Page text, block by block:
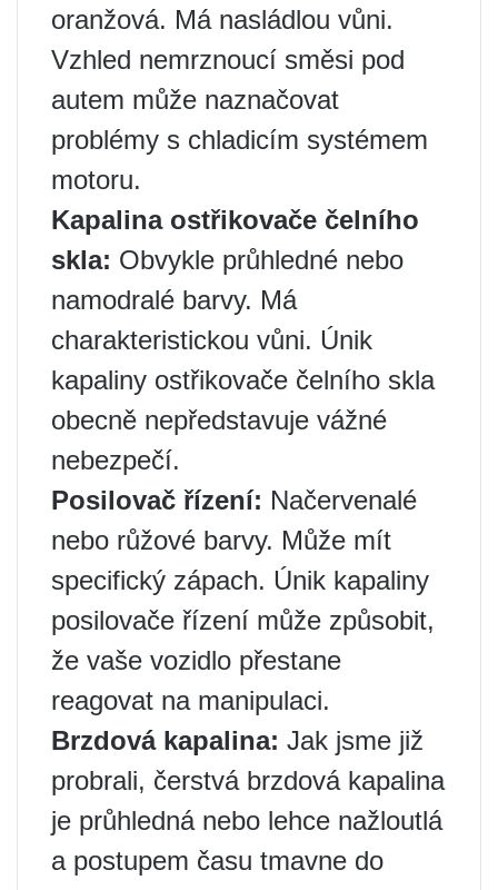
oranžová. Má nasládlou vůni.
Vzhled nemrznoucí směsi pod
autem může naznačovat
problémy s chladicím systémem
motoru.
Kapalina ostřikovače čelního
skla: Obvykle průhledné nebo
namodralé barvy. Má
charakteristickou vůni. Únik
kapaliny ostřikovače čelního skla
obecně nepředstavuje vážné
nebezpečí.
Posilovač řízení: Načervenalé
nebo růžové barvy. Může mít
specifický zápach. Únik kapaliny
posilovače řízení může způsobit,
že vaše vozidlo přestane
reagovat na manipulaci.
Brzdová kapalina: Jak jsme již
probrali, čerstvá brzdová kapalina
je průhledná nebo lehce nažloutlá
a postupem času tmavne do